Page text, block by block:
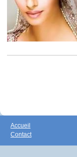
Accueil
Contact